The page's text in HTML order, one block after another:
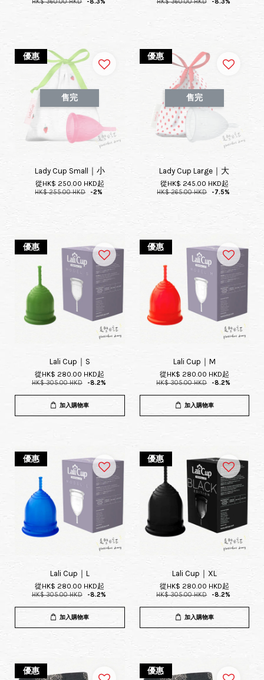
優惠
售完
Lady Cup Small｜小
從HK$ 250.00 HKD起
HK$ 255.00 HKD -2%
優惠
售完
Lady Cup Large｜大
從HK$ 245.00 HKD起
HK$ 265.00 HKD -7.5%
優惠
Lali Cup｜S
從HK$ 280.00 HKD起
HK$ 305.00 HKD -8.2%
加入購物車
優惠
Lali Cup｜M
從HK$ 280.00 HKD起
HK$ 305.00 HKD -8.2%
加入購物車
優惠
Lali Cup｜L
從HK$ 280.00 HKD起
HK$ 305.00 HKD -8.2%
加入購物車
優惠
Lali Cup｜XL
從HK$ 280.00 HKD起
HK$ 305.00 HKD -8.2%
加入購物車
優惠 優惠